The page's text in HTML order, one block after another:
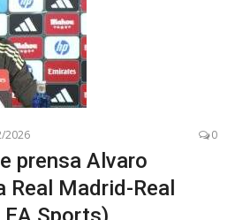
2026 0
prensa Alvaro
Real Madrid-Real